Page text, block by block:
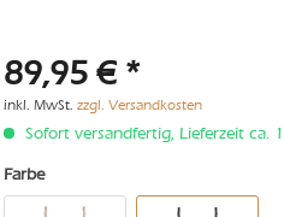
89,95 € *
inkl. MwSt.zzgl. Versandkosten
Sofort versandfertig, Lieferzeit ca.
Farbe